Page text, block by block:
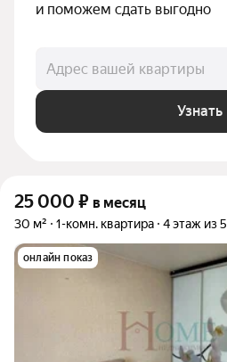
и поможем сдать выгодно
Адрес вашей квартиры
Узнать
25 000 ₽ в месяц
30 м² 1-комн. квартира 4 этаж из 5
онлайн показ